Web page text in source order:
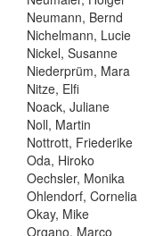
Neumann, Bernd
Nichelmann, Lucie
Nickel, Susanne
Niederprüm, Mara
Nitze, Elfi
Noack, Juliane
Noll, Martin
Nottrott, Friederike
Oda, Hiroko
Oechsler, Monika
Ohlendorf, Cornelia
Okay, Mike
Organo, Marco